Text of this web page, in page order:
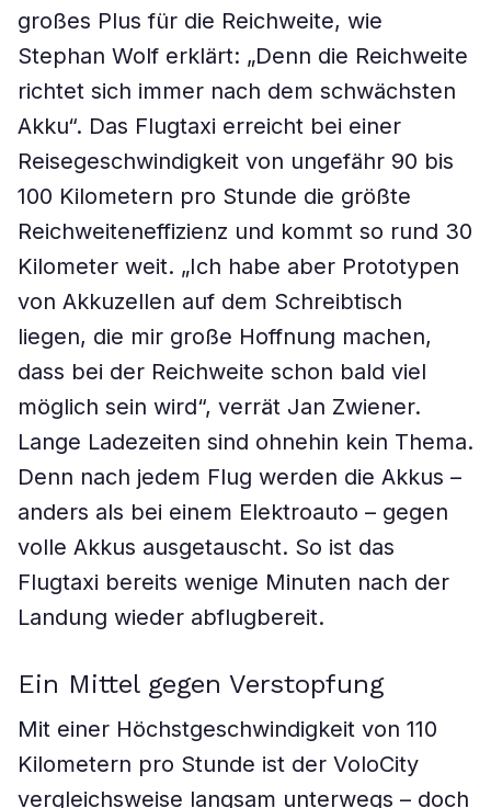
großes Plus für die Reichweite, wie
Stephan Wolf erklärt: „Denn die Reichweite
richtet sich immer nach dem schwächsten
Akku“. Das Flugtaxi erreicht bei einer
Reisegeschwindigkeit von ungefähr 90 bis
100 Kilometern pro Stunde die größte
Reichweiteneffizienz und kommt so rund 30
Kilometer weit. „Ich habe aber Prototypen
von Akkuzellen auf dem Schreibtisch
liegen, die mir große Hoffnung machen,
dass bei der Reichweite schon bald viel
möglich sein wird“, verrät Jan Zwiener.
Lange Ladezeiten sind ohnehin kein Thema.
Denn nach jedem Flug werden die Akkus –
anders als bei einem Elektroauto – gegen
volle Akkus ausgetauscht. So ist das
Flugtaxi bereits wenige Minuten nach der
Landung wieder abflugbereit.
Ein Mittel gegen Verstopfung
Mit einer Höchstgeschwindigkeit von 110
Kilometern pro Stunde ist der VoloCity
vergleichsweise langsam unterwegs – doch